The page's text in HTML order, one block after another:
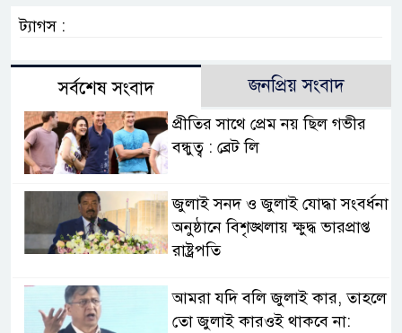
ট্যাগস :
সর্বশেষ সংবাদ জনপ্রিয় সংবাদ
প্রীতির সাথে প্রেম নয় ছিল গভীর
বন্ধুত্ব : ব্রেট লি
জুলাই সনদ ও জুলাই যোদ্ধা সংবর্ধনা
অনুষ্ঠানে বিশৃঙ্খলায় ক্ষুদ্ধ ভারপ্রাপ্ত
রাষ্ট্রপতি
আমরা যদি বলি জুলাই কার, তাহলে
তো জুলাই কারওই থাকবে না: